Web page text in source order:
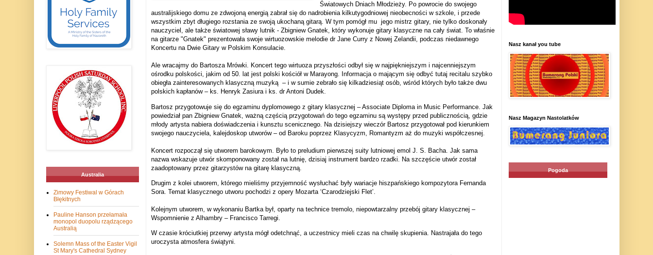
Światowych Dniach Młodzieży. Po powrocie do swojego
australijskiego domu ze zdwojoną energią zabrał się do nadrobienia kilkutygodniowej nieobecności w szkole, i przede
wszystkim zbyt długiego rozstania ze swoją ukochaną gitarą. W tym pomógł mu jego mistrz gitary, nie tylko doskonały
nauczyciel, ale także światowej sławy lutnik - Zbigniew Gnatek, który wykonuje gitary klasyczne na cały świat. To właśnie
na gitarze "Gnatek" prezentowała swoje wirtuozowskie melodie dr Jane Curry z Nowej Zelandii, podczas niedawnego
Koncertu na Dwie Gitary w Polskim Konsulacie.
Ale wracajmy do Bartosza Mrówki. Koncert tego wirtuoza przyszłości odbył się w najpiękniejszym i najcenniejszym
ośrodku polskości, jakim od 50. lat jest polski kościół w Marayong. Informacja o mającym się odbyć tutaj recitalu szybko
obiegła zainteresowanych klasyczną muzyką – i w sumie zebrało się kilkadziesiąt osób, wśród których było także dwu
polskich kapłanów – ks. Henryk Zasiura i ks. dr Antoni Dudek.
Bartosz przygotowuje się do egzaminu dyplomowego z gitary klasycznej – Associate Diploma in Music Performance. Jak
powiedział pan Zbigniew Gnatek, ważną częścią przygotowań do tego egzaminu są występy przed publicznością, gdzie
młody artysta nabiera doświadczenia i kunsztu scenicznego. Na dzisiejszy wieczór Bartosz przygotował pod kierunkiem
swojego nauczyciela, kalejdoskop utworów – od Baroku poprzez Klasycyzm, Romantyzm aż do muzyki współczesnej.
Koncert rozpoczął się utworem barokowym. Było to preludium pierwszej suity lutniowej emol J. S. Bacha. Jak sama
nazwa wskazuje utwór skomponowany został na lutnię, dzisiaj instrument bardzo rzadki. Na szczęście utwór został
zaadoptowany przez gitarzystów na gitarę klasyczną.
Drugim z kolei utworem, którego mieliśmy przyjemność wysłuchać były wariacje hiszpańskiego kompozytora Fernanda
Sora. Temat klasycznego utworu pochodzi z opery Mozarta ‘Czarodziejski Flet’.
Kolejnym utworem, w wykonaniu Bartka był, oparty na technice tremolo, niepowtarzalny przebój gitary klasycznej –
Wspomnienie z Alhambry – Francisco Tarregi.
W czasie króciutkiej przerwy artysta mógł odetchnąć, a uczestnicy mieli czas na chwilę skupienia. Nastrajała do tego
uroczysta atmosfera świątyni.
Australia
Zimowy Festiwal w Górach
Błękitnych
Pauline Hanson przełamała
monopol duopolu rządzącego
Australią
Solemn Mass of the Easter Vigil
St Mary's Cathedral Sydney
Nasz kanał you tube
Nasz Magazyn Nastolatków
Pogoda